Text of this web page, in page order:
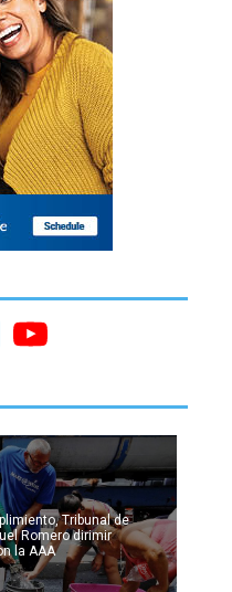
Tribunal de
Romero dirimir
la AAA